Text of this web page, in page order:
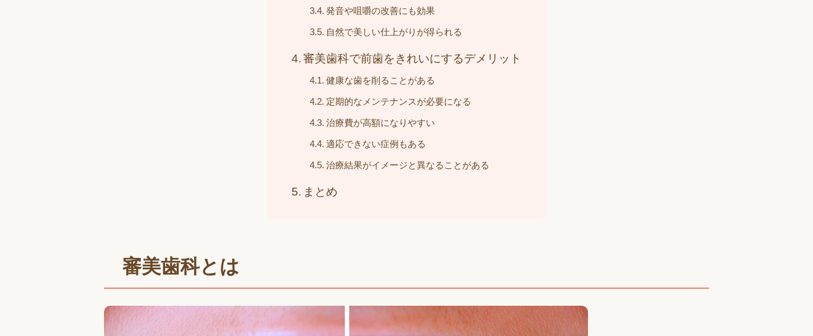
発音や咀嚼の改善にも効果
自然で美しい仕上がりが得られる
審美歯科で前歯をきれいにするデメリット
健康な歯を削ることがある
定期的なメンテナンスが必要になる
治療費が高額になりやすい
適応できない症例もある
治療結果がイメージと異なることがある
まとめ
審美歯科とは